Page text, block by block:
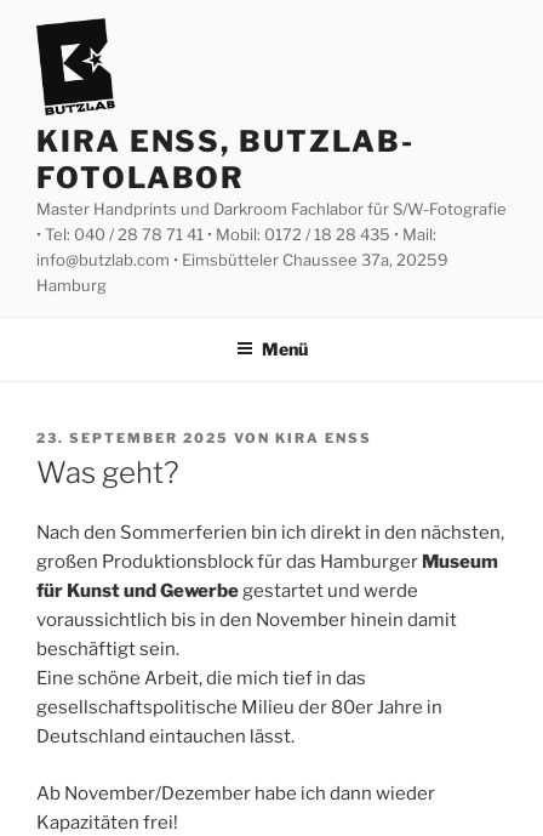
Inhalt
springen
KIRA ENSS, BUTZLAB-
FOTOLABOR
Master Handprints und Darkroom Fachlabor für S/W-Fotografie
• Tel: 040 / 28 78 71 41 • Mobil: 0172 / 18 28 435 • Mail:
info@butzlab.com • Eimsbütteler Chaussee 37a, 20259
Hamburg
Menü
VERÖFFENTLICHT
AM
23. SEPTEMBER 2025 VON KIRA ENSS
Was geht?
Nach den Sommerferien bin ich direkt in den nächsten,
großen Produktionsblock für das Hamburger Museum
für Kunst und Gewerbegestartet und werde
voraussichtlich bis in den November hinein damit
beschäftigt sein.
Eine schöne Arbeit, die mich tief in das
gesellschaftspolitische Milieu der 80er Jahre in
Deutschland eintauchen lässt.
Ab November/Dezember habe ich dann wieder
Kapazitäten frei!